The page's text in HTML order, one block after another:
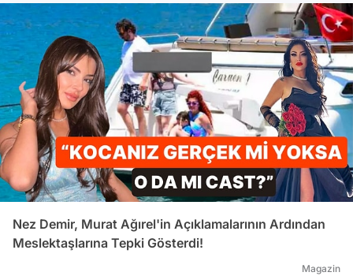
Nez Demir, Murat Ağırel'in Açıklamalarının Ardından
Meslektaşlarına Tepki Gösterdi!
Magazin